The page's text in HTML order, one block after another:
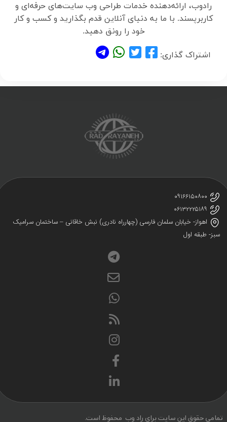
رادوب، ارائه‌دهنده خدمات طراحی وب سایت‌های حرفه‌ای و
کاربرپسند. با ما به دنیای آنلاین قدم بگذارید و کسب و کار
خود را رونق دهید.
اشتراک گذاری:
۰۹۱۶۶۱۵۰۸۰۰
۰۶۱۳۲۲۲۵۱۸۹
اهواز- خیابان سلمان فارسی (چهارراه نادری) نبش خاقانی – ساختمان سرامیک
طبقه اول
حقوق این سایت برای راد وب محفوظ است.